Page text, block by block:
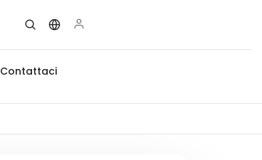
Contattaci